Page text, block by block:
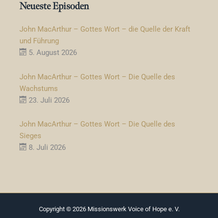
Neueste Episoden
John MacArthur – Gottes Wort – die Quelle der Kraft
und Führung
5. August 2026
John MacArthur – Gottes Wort – Die Quelle des
Wachstums
23. Juli 2026
John MacArthur – Gottes Wort – Die Quelle des
Sieges
8. Juli 2026
Copyright © 2026 Missionswerk Voice of Hope e. V.